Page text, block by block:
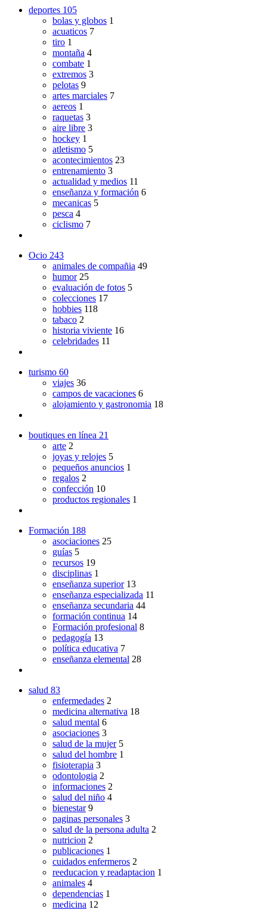
deportes 105
bolas y globos 1
acuaticos 7
tiro 1
montaña 4
combate 1
extremos 3
pelotas 9
artes marciales 7
aereos 1
raquetas 3
aire libre 3
hockey 1
atletismo 5
acontecimientos 23
entrenamiento 3
actualidad y medios 11
enseñanza y formación 6
mecanicas 5
pesca 4
ciclismo 7
Ocio 243
animales de compañia 49
humor 25
evaluación de fotos 5
colecciones 17
hobbies 118
tabaco 2
historia viviente 16
celebridades 11
turismo 60
viajes 36
campos de vacaciones 6
alojamiento y gastronomia 18
boutiques en línea 21
arte 2
joyas y relojes 5
pequeños anuncios 1
regalos 2
confección 10
productos regionales 1
Formación 188
asociaciones 25
guías 5
recursos 19
disciplinas 1
enseñanza superior 13
enseñanza especializada 11
enseñanza secundaria 44
formación continua 14
Formación profesional 8
pedagogía 13
política educativa 7
enseñanza elemental 28
salud 83
enfermedades 2
medicina alternativa 18
salud mental 6
asociaciones 3
salud de la mujer 5
salud del hombre 1
fisioterapia 3
odontologia 2
informaciones 2
salud del niño 4
bienestar 9
paginas personales 3
salud de la persona adulta 2
nutricion 2
publicaciones 1
cuidados enfermeros 2
reeducacion y readaptacion 1
animales 4
dependencias 1
medicina 12